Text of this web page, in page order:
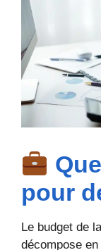
pour
Le budget de
décompose